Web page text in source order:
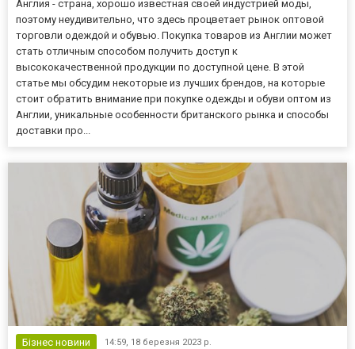
Англия - страна, хорошо известная своей индустрией моды,
поэтому неудивительно, что здесь процветает рынок оптовой
торговли одеждой и обувью. Покупка товаров из Англии может
стать отличным способом получить доступ к
высококачественной продукции по доступной цене. В этой
статье мы обсудим некоторые из лучших брендов, на которые
стоит обратить внимание при покупке одежды и обуви оптом из
Англии, уникальные особенности британского рынка и способы
доставки про...
Бізнес новини 14:59, 18 березня 2023 р.